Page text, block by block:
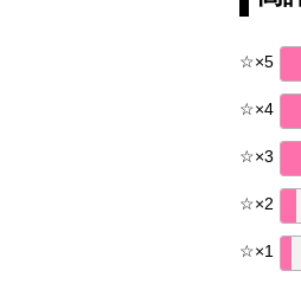
☆×5
☆×4
☆×3
☆×2
☆×1